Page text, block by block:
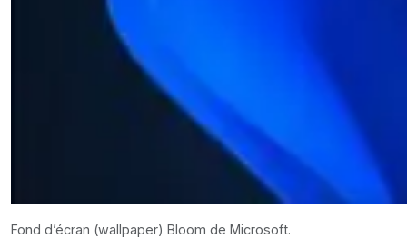
Fond d’écran (wallpaper) Bloom de Microsoft.